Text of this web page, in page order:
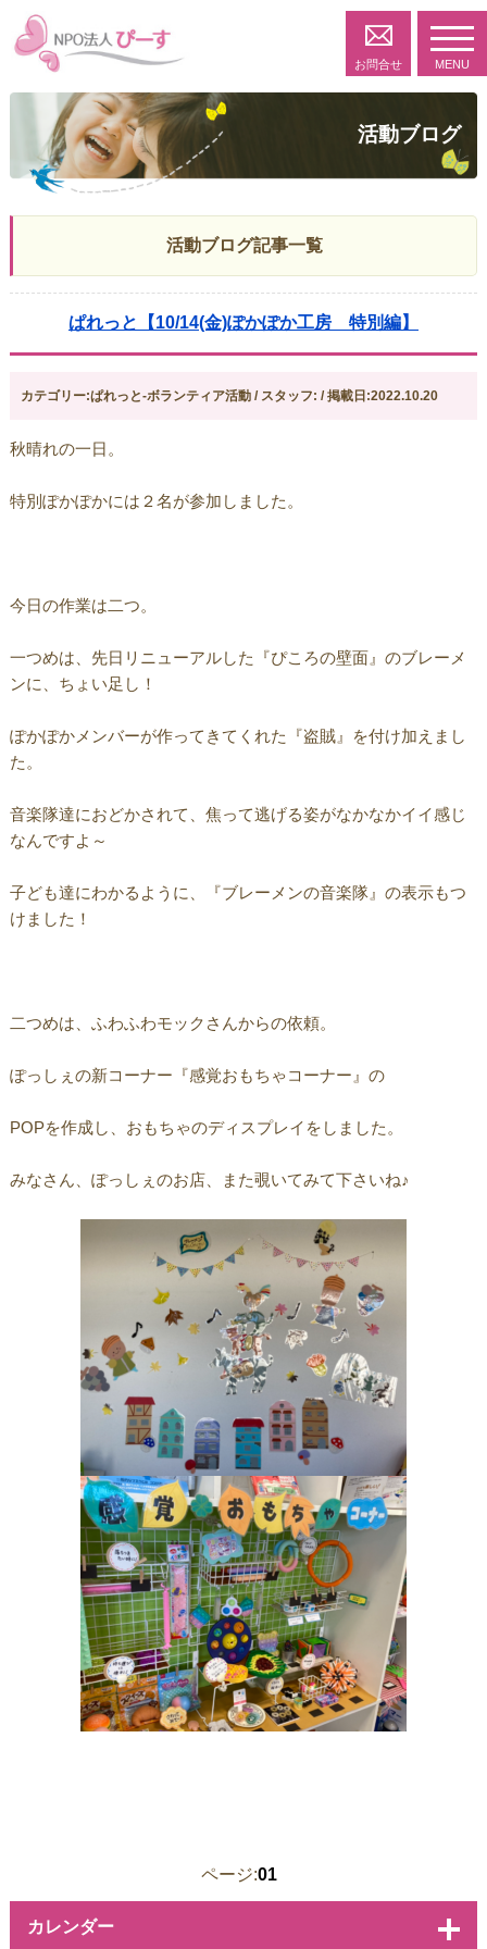
お問合せ MENU
活動ブログ
活動ブログ記事一覧
ぱれっと【10/14(金)ぽかぽか工房 特別編】
カテゴリー:ぱれっと-ボランティア活動 / スタッフ: / 掲載日:2022.10.20
秋晴れの一日。
特別ぽかぽかには２名が参加しました。
今日の作業は二つ。
一つめは、先日リニューアルした『ぴころの壁面』のブレーメ
ンに、ちょい足し！
ぽかぽかメンバーが作ってきてくれた『盗賊』を付け加えまし
た。
音楽隊達におどかされて、焦って逃げる姿がなかなかイイ感じ
なんですよ～
子ども達にわかるように、『ブレーメンの音楽隊』の表示もつ
けました！
二つめは、ふわふわモックさんからの依頼。
ぽっしぇの新コーナー『感覚おもちゃコーナー』の
POPを作成し、おもちゃのディスプレイをしました。
みなさん、ぽっしぇのお店、また覗いてみて下さいね♪
ページ:01
カレンダー